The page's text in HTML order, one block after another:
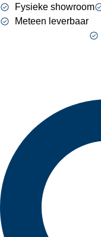
Ga
naar
Fysieke showroom
Meteen leverbaar